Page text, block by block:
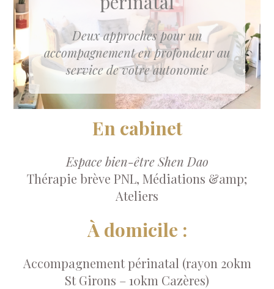
Deux approches pour un
accompagnement en profondeur au
service de votre autonomie
En cabinet
Espace bien-être Shen Dao
Thérapie brève PNL, Médiations &amp;
Ateliers
À domicile :
Accompagnement périnatal (rayon 20km
St Girons – 10km Cazères)